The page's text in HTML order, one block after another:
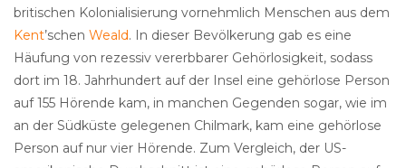
britischen Kolonialisierung vornehmlich Menschen aus dem
Kent’schen Weald. In dieser Bevölkerung gab es eine
Häufung von rezessiv vererbbarer Gehörlosigkeit, sodass
dort im 18. Jahrhundert auf der Insel eine gehörlose Person
auf 155 Hörende kam, in manchen Gegenden sogar, wie im
an der Südküste gelegenen Chilmark, kam eine gehörlose
Person auf nur vier Hörende. Zum Vergleich, der US-